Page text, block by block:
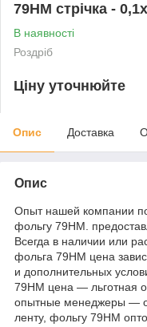
79НМ стрічка -
В наявності
Роздріб
Ціну уточнюйте
Опис Доставка
Опис
Опыт нашей компании
фольгу 79НМ.
Всегда в наличии или
фольга 79НМ цена
и дополнительных
79НМ цена — льготная
опытные менеджеры —
ленту, фольгу 79НМ